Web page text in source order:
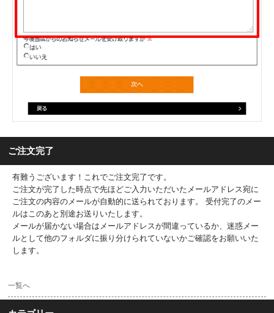
ご注文完了
有難うございます！これでご注文完了です。
ご注文が完了した時点で先ほどご入力いただいたメールアドレス宛に
ご注文の内容のメールが自動的に送られております。 受付完了のメー
ルはこのあと別途お送りいたします。
メールが届かない場合はメールアドレスが間違っているか、迷惑メー
ルとして他のフォルダに振り分けられていないかご確認をお願いいた
します。
一覧へ